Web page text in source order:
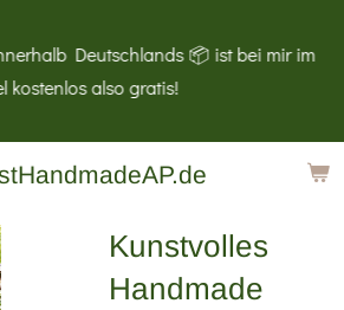
Deutschlands 📦 ist bei mir im
kostenlos also gratis!
Kunstvolles
Handmade